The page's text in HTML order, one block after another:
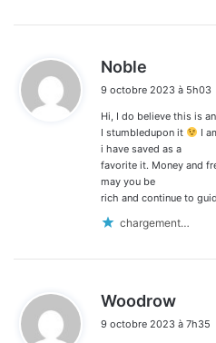
Noble
t
:
9 octobre 2023 à 5h03
Hi, I do believe this is
I stumbledupon it
I
i have saved as a
favorite it. Money and
may you be
rich and continue to
chargement…
Woodrow
t
9 octobre 2023 à 7h35